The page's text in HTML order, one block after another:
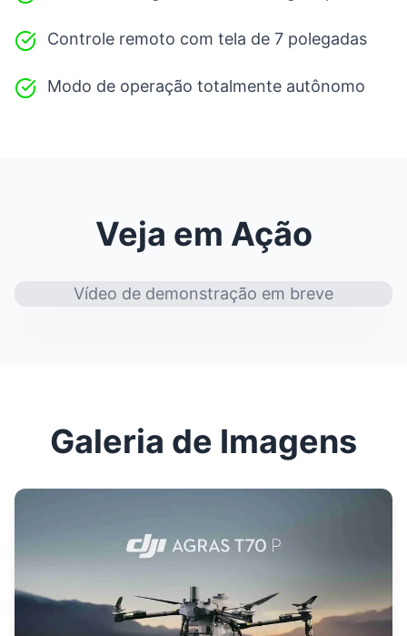
Controle remoto com tela de 7 polegadas
Modo de operação totalmente autônomo
Veja em Ação
Vídeo de demonstração em breve
Galeria de Imagens